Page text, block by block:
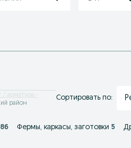
/ арматура -
район
Сортировать по:
Фермы, каркасы, заготовки 5